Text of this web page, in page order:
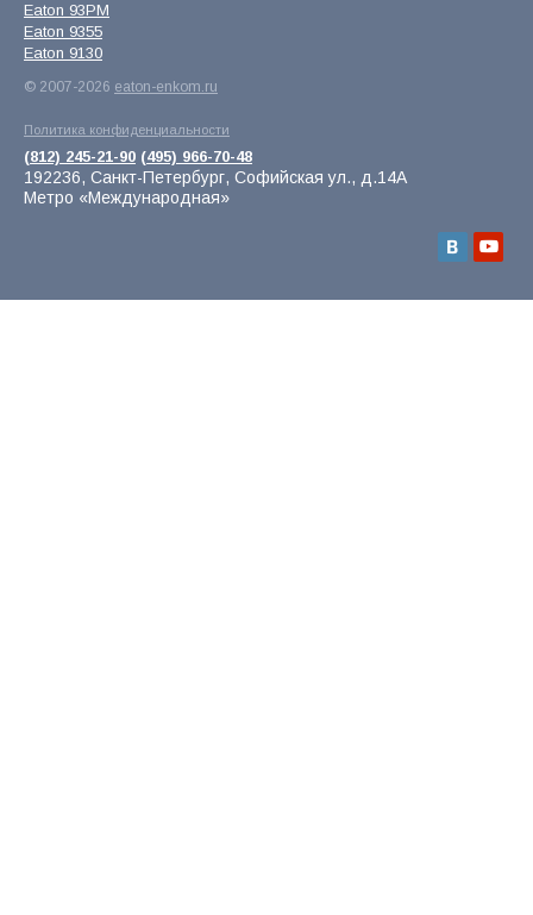
Eaton 93PM
Eaton 9355
Eaton 9130
© 2007-2026 eaton-enkom.ru
Политика конфиденциальности
(812) 245-21-90 (495) 966-70-48
192236, Санкт-Петербург, Софийская ул., д.14А
Метро «Международная»